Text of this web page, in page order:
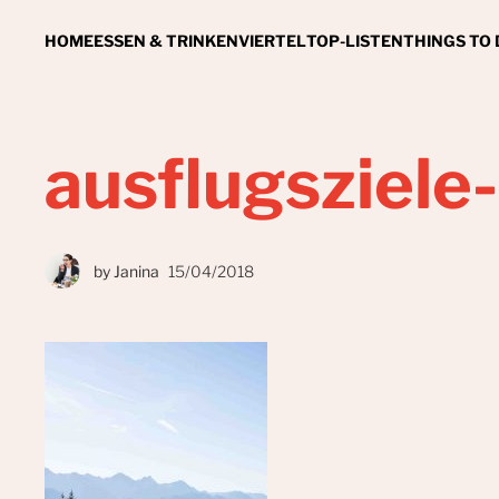
HOMEESSEN & TRINKENVIERTELTOP-LISTENTHINGS TO
by Janina 15/04/2018